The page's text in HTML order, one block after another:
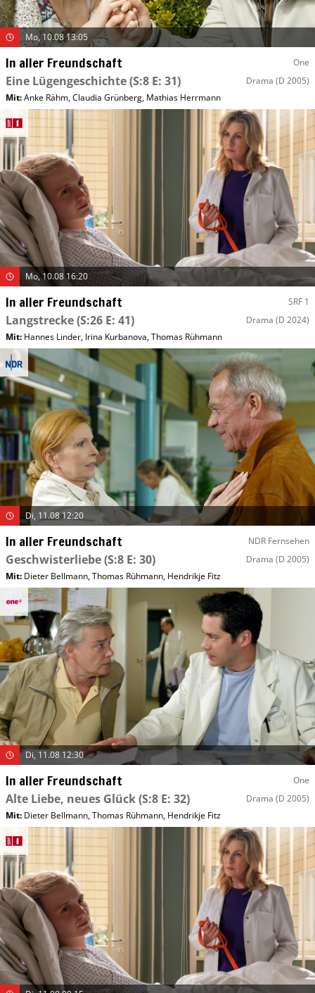
Mo, 10.08 13:05
In aller Freundschaft One
Eine Lügengeschichte(S:8 E: 31) Drama (D 2005)
Mit:Anke Rähm,Claudia Grünberg, Mathias Herrmann
Mo, 10.08 16:20
In aller Freundschaft SRF 1
Langstrecke(S:26 E: 41) Drama (D 2024)
Mit: Hannes Linder, Irina Kurbanova,Thomas Rühmann
Di, 11.08 12:20
In aller Freundschaft NDR Fernsehen
Geschwisterliebe(S:8 E: 30) Drama (D 2005)
Mit: Dieter Bellmann,Thomas Rühmann, Hendrikje Fitz
Di, 11.08 12:30
In aller Freundschaft One
Alte Liebe, neues Glück(S:8 E: 32) Drama (D 2005)
Mit: Dieter Bellmann,Thomas Rühmann, Hendrikje Fitz